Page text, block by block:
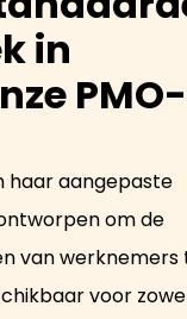
in
PMO-
haar aangepaste
om de
van werknemers
voor